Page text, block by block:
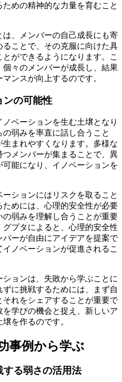
めの精神的な力量を育むこと
、メンバーの自己成長にも寄
ことで、その克服に向けた具
ができるようになります。こ
々のメンバーが成長し、結果
ンスが向上するのです。
ンの可能性
ベーションを生む土壌となり
弱みを率直に話し合うこと
まれやすくなります。多様な
メンバーが集まることで、異
能になり、イノベーションを
ションにはリスクを取ること
めには、心理的安全性が必要
弱みを理解し合うことが重要
プタによると、心理的安全性
ーが自由にアイデアを提案で
ノベーションが促進されるこ
ョンは、失敗から学ぶことに
に挑戦するためには、まず自
れをシェアすることが重要で
学びの機会と捉え、新しいア
を作るのです。
事例から学ぶ
する弱さの活用法